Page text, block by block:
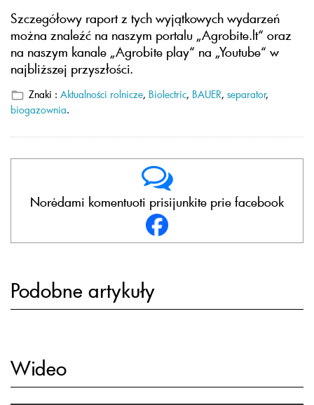
Szczegółowy raport z tych wyjątkowych wydarzeń
można znaleźć na naszym portalu „Agrobite.lt“ oraz
na naszym kanale „Agrobite play“ na „Youtube“ w
najbliższej przyszłości.
Znaki : Aktualności rolnicze, Biolectric, BAUER, separator,
biogazownia.
Norėdami komentuoti prisijunkite prie facebook
Podobne artykuły
Wideo